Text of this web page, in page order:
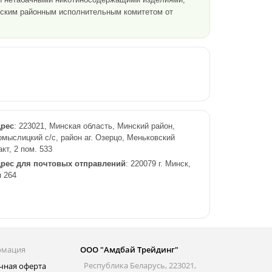
районным исполнительным комитетом от
: 223021, Минская область, Минский район,
с/с, район аг. Озерцо, Меньковский
2 пом. 533
для почтовых отправлений: 220079 г. Минск,
264
оферта
ООО "Амдбай Трейдинг"
Республика Беларусь, 223021,